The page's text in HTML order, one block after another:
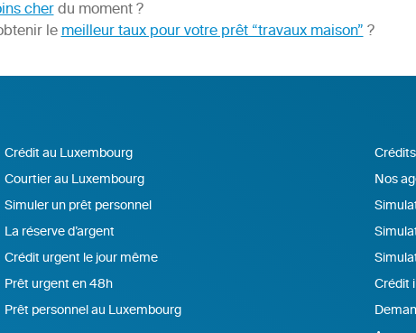
cherdu moment ?
lemeilleur taux pour votre prêt “travaux maison”?
Crédit au Luxembourg
Courtier au Luxembourg
Simuler un prêt personnel
La réserve d’argent
Crédit urgent le jour même
Prêt urgent en 48h
Prêt personnel au Luxembourg
Nos
Crédit